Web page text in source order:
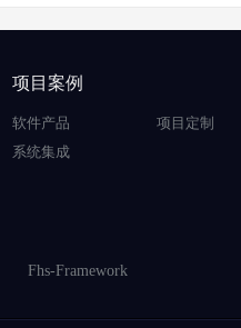
项目案例
软件产品
项目定制
系统集成
Fhs-Framework